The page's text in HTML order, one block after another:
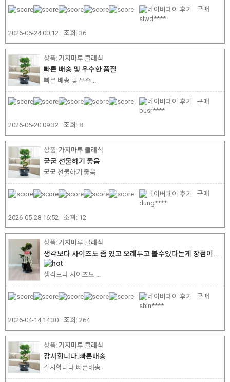
slwd****
구매
2026-06-24 00:12 조회: 36
가지마루 클래식
빠른 배송 및 우수한 품질
빠른 배송 및 우수...
busr****
구매
2026-06-20 09:32 조회: 8
가지마루 클래식
굳굳 선물하기 좋음
굳굳 선물하기 좋음
dung****
구매
2026-05-28 16:52 조회: 12
가지마루 클래식
생각보다 사이즈도 좀 있고 오래두고 볼수있다는게 장점이...
생각보다 사이즈도 ...
shin****
구매
2026-04-14 14:30 조회: 264
가지마루 클래식
감사합니다.빠른배송
감사합니다.빠른배송